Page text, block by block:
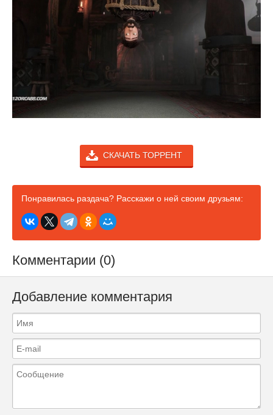
СКАЧАТЬ ТОРРЕНТ
Понравилась раздача? Расскажи о ней своим друзьям:
Комментарии (0)
Добавление комментария